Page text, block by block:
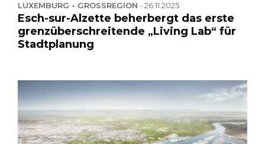
LUXEMBURG - GROSSREGION -26.11.2025
Esch-sur-Alzette beherbergt das erste
grenzüberschreitende „Living Lab“ für
Stadtplanung